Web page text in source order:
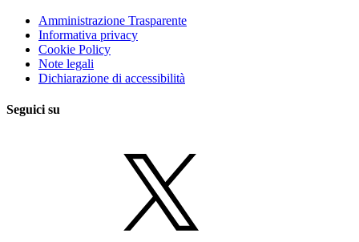
Amministrazione Trasparente
Informativa privacy
Cookie Policy
Note legali
Dichiarazione di accessibilità
Seguici su